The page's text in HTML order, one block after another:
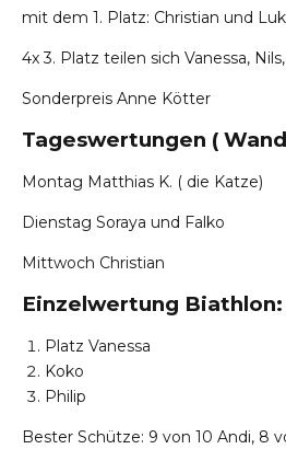
mit dem 1. Platz: Christian und
4x 3. Platz teilen sich Vanessa,
Sonderpreis Anne Kötter
Tageswertungen (
Montag Matthias K. ( die Katze)
Dienstag Soraya und Falko
Mittwoch Christian
Einzelwertung Biathlon:
Platz Vanessa
Koko
Philip
Bester Schütze: 9 von 10 Andi, 8